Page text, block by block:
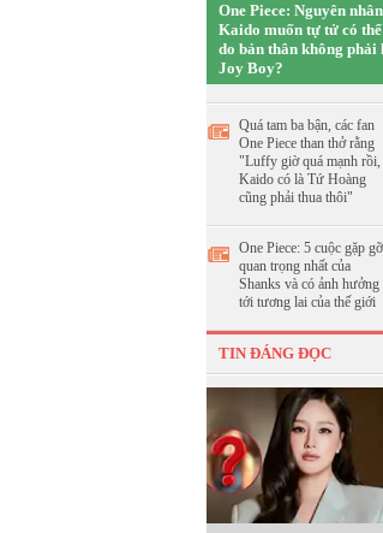
One Piece: Nguyên nhân
Kaido muốn tự tử có thể
do bản thân không phải
Joy Boy?
Quá tam ba bận, các fan
One Piece than thở rằng
"Luffy giờ quá mạnh rồi,
Kaido có là Tứ Hoàng
cũng phải thua thôi"
One Piece: 5 cuộc gặp gỡ
quan trọng nhất của
Shanks và có ảnh hưởng
tới tương lai của thế giới
TIN ĐÁNG ĐỌC